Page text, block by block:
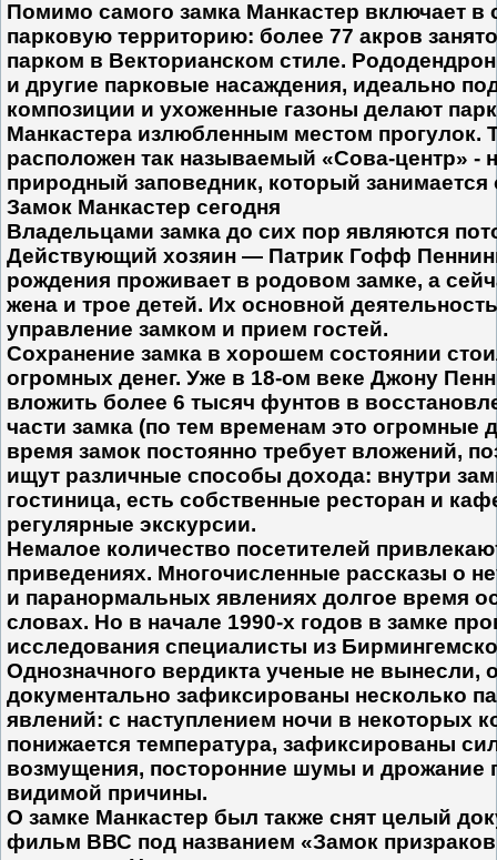
Помимо самого замка Манкастер включает в
парковую территорию: более 77 акров
парком в Векторианском стиле.
и другие парковые насаждения, идеально
композиции и ухоженные газоны делают
Манкастера излюбленным местом прогулок.
расположен так называемый «Сова-центр» -
природный заповедник, который занимается
Замок Манкастер сегодня
Владельцами замка до сих пор являются
Действующий хозяин — Патрик Гофф
рождения проживает в родовом замке, а
жена и трое детей. Их основной
управление замком и прием гостей.
Сохранение замка в хорошем состоянии
огромных денег. Уже в 18-ом веке Джону
вложить более 6 тысяч фунтов в
части замка (по тем временам это огромные
время замок постоянно требует вложений,
ищут различные способы дохода: внутри
гостиница, есть собственные ресторан и
регулярные экскурсии.
Немалое количество посетителей
приведениях. Многочисленные рассказы о
и паранормальных явлениях долгое время
словах. Но в начале 1990-х годов в замке
исследования специалисты из
Однозначного вердикта ученые не вынесли,
документально зафиксированы несколько
явлений: с наступлением ночи в некоторых
понижается температура, зафиксированы
возмущения, посторонние шумы и дрожание
видимой причины.
О замке Манкастер был также снят целый
фильм ВВС под названием «Замок